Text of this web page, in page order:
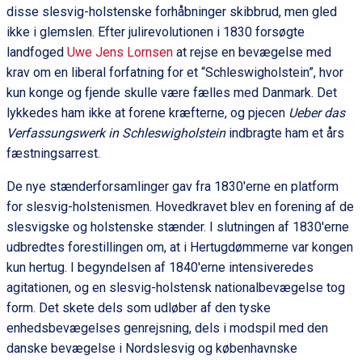
disse slesvig-holstenske forhåbninger skibbrud, men gled
ikke i glemslen. Efter julirevolutionen i 1830 forsøgte
landfoged Uwe Jens Lornsenat rejse en bevægelse med
krav om en liberal forfatning for et “Schleswigholstein”, hvor
kun konge og fjende skulle være fælles med Danmark. Det
lykkedes ham ikke at forene kræfterne, og pjecen Ueber das
Verfassungswerk in Schleswigholsteinindbragte ham et års
fæstningsarrest.
De nye stænderforsamlinger gav fra 1830'erne en platform
for slesvig-holstenismen. Hovedkravet blev en forening af de
slesvigske og holstenske stænder. I slutningen af 1830'erne
udbredtes forestillingen om, at i Hertugdømmerne var kongen
kun hertug. I begyndelsen af 1840'erne intensiveredes
agitationen, og en slesvig-holstensk nationalbevægelse tog
form. Det skete dels som udløber af den tyske
enhedsbevægelses genrejsning, dels i modspil med den
danske bevægelse i Nordslesvig og københavnske